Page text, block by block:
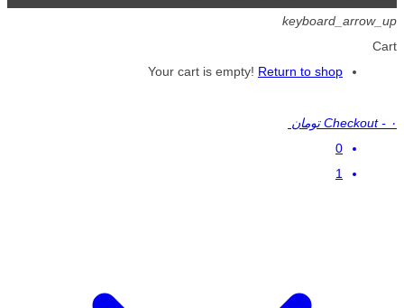
keyboard_arrow_up
Cart
Your cart is empty! Return to shop
Checkout - ۰ تومان
0
1